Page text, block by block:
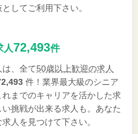
してご利用下さい。
人72,493件
、全て50歳以上歓迎の求人
件！業界最大級のシニア
までのキャリアを活かした求
挑戦が出来る求人も。あなた
人を見つけて下さい。